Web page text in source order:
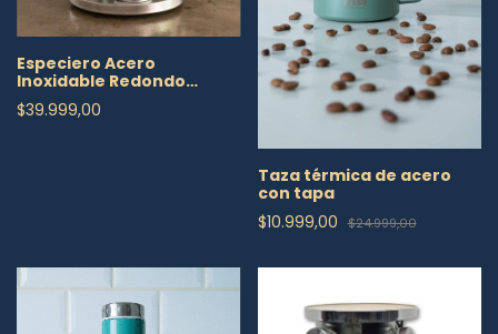
Especiero Acero
Inoxidable Redondo
Giratorio 16 Frascos
$39.999,00
Taza térmica de acero
con tapa
$10.999,00 $24.999,00